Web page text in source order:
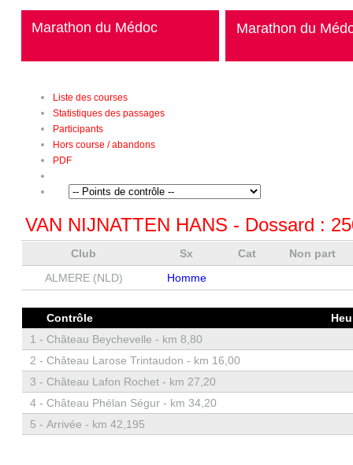
Marathon du Médoc Marathon du
Liste des courses
Statistiques des passages
Participants
Hors course / abandons
PDF
VAN NIJNATTEN HANS - Dossard :
Club Sx Cat
Non part
ALMERE (NLD)
Homme
Contrôle
1 - Château Beychevelle - km 8,80
2 - Château Larose Trintaudon - km 16,00
3 - Château Lafon Rochet - km 27,20
4 - Château Phélan Ségur - km 34,20
5 - Arrivée - km 42,195